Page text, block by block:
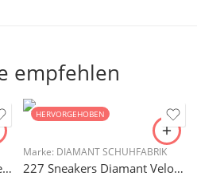
empfehlen
212 Sneakers Diamant Leder weiss, drehfreudige Kunststoffsohle
HERVORGEHOBEN
Marke: DIAMANT SCHUHFABRIK
227 Sneakers Diamant Veloursleder hellgrau, drehfreudige Kunststoffsohle